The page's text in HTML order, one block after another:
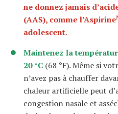
ne donnez jamais d’
(AAS), comme l’Aspirine
adolescent.
Maintenez la
20 °C (68 °F). Même si
n’avez pas à chauffer
chaleur artificielle peut
congestion nasale et